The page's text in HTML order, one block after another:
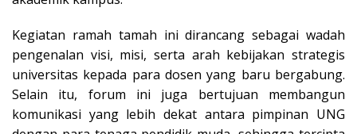
Kegiatan ramah tamah ini dirancang sebagai wadah
pengenalan visi, misi, serta arah kebijakan strategis
universitas kepada para dosen yang baru bergabung.
Selain itu, forum ini juga bertujuan membangun
komunikasi yang lebih dekat antara pimpinan UNG